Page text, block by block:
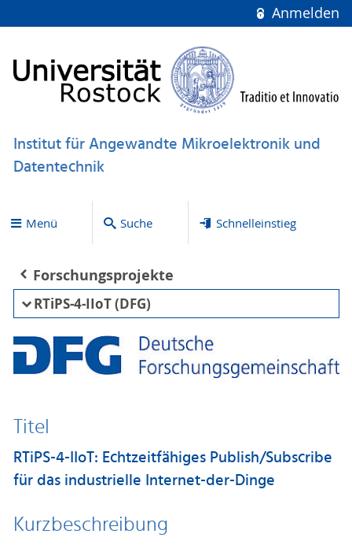
Anmelden
Institut für Angewandte Mikroelektronik und
Datentechnik
Menü Suche Schnelleinstieg
Forschungsprojekte
RTiPS-4-IIoT (DFG)
Titel
RTiPS-4-IIoT: Echtzeitfähiges Publish/Subscribe
für das industrielle Internet-der-Dinge
Kurzbeschreibung